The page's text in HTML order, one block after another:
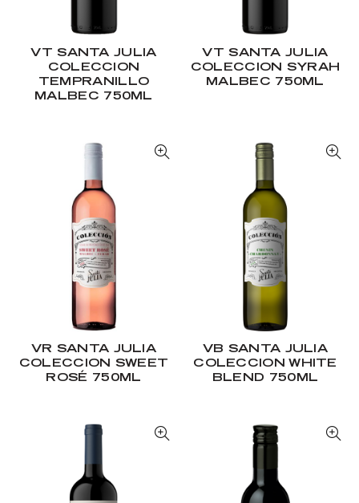
VT SANTA JULIA
COLECCION
TEMPRANILLO
MALBEC 750ML
VT SANTA JULIA
COLECCION SYRAH
MALBEC 750ML
VR SANTA JULIA
COLECCION SWEET
ROSÉ 750ML
VB SANTA JULIA
COLECCION WHITE
BLEND 750ML